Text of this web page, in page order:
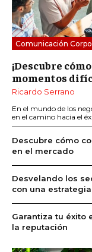
Comunicación
¡Descubre
momentos
Ricardo Serrano
En el mundo de los
en el camino hacia el
Descubre cómo
en el mercado
Desvelando los
con una
Garantiza tu éxito
la reputación